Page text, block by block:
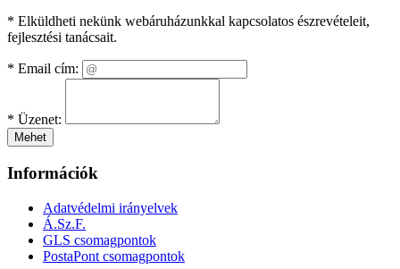
* Elküldheti nekünk webáruházunkkal kapcsolatos észrevételeit,
fejlesztési tanácsait.
* Email cím:
* Üzenet:
Mehet
Információk
Adatvédelmi irányelvek
Á.Sz.F.
GLS csomagpontok
PostaPont csomagpontok